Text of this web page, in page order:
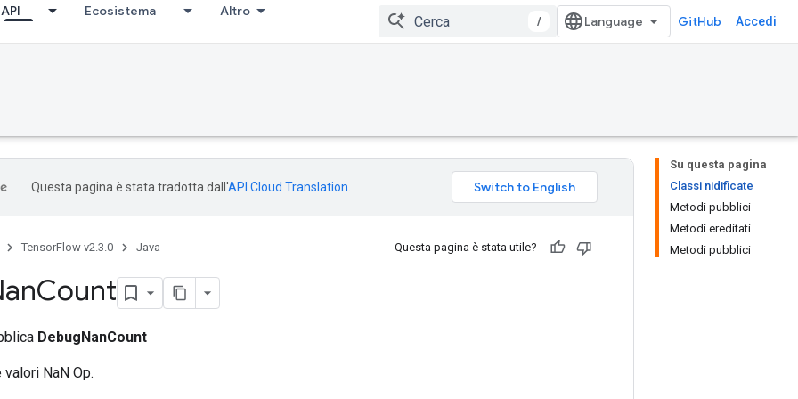
API Ecosistema Altro
/ GitHub Accedi
Su questa pagina
Classi nidificate
Metodi pubblici
Metodi ereditati
Metodi pubblici
Questa pagina è stata tradotta dall'API Cloud Translation
TensorFlow v2.3.0 Java Questa pagina è stata utile?
Count
DebugNanCount
NaN Op.